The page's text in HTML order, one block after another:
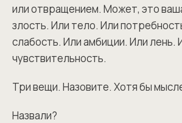
или отвращением. Может, это
злость. Или тело. Или
слабость. Или амбиции. Или лень.
чувствительность.
Три вещи. Назовите. Хотя бы
Назвали?